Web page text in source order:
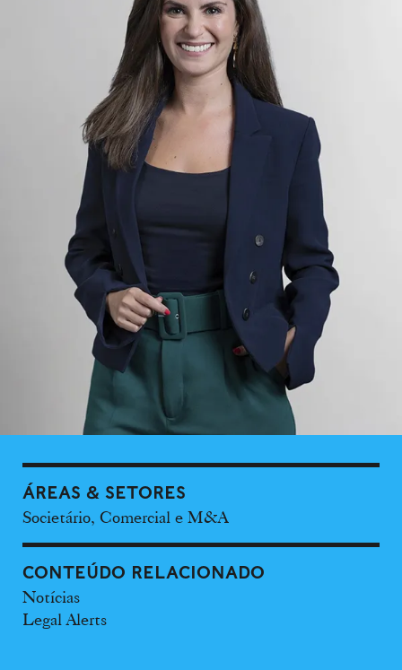
ÁREAS & SETORES
Societário, Comercial e M&A
CONTEÚDO RELACIONADO
Notícias
Legal Alerts